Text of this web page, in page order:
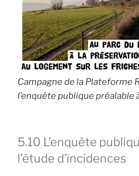
Campagne de la Plateforme
l’enquête publique préalable
5.10 L’enquête
l’étude d’incidences